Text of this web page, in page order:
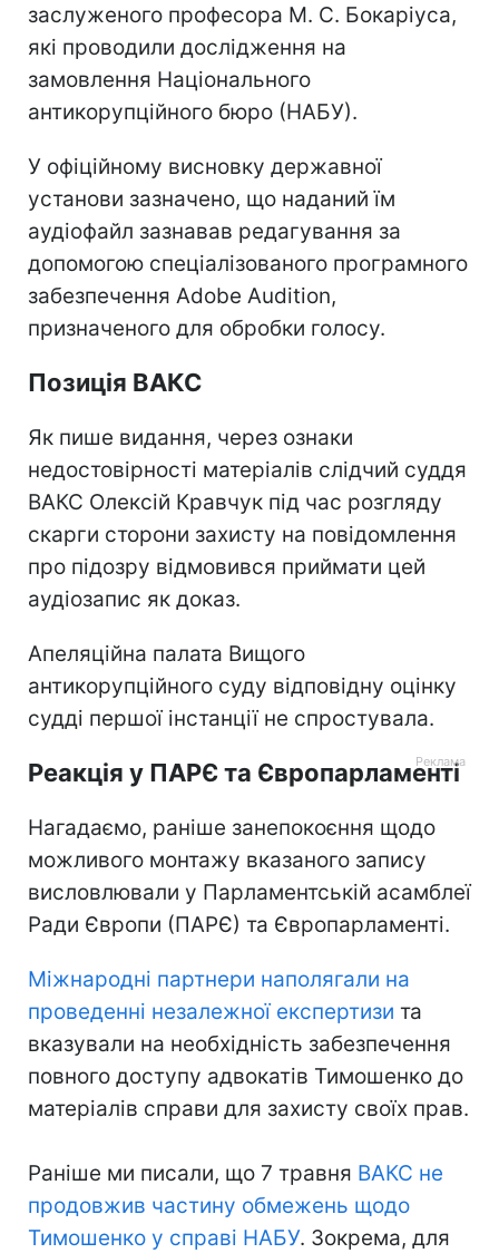
заслуженого професора М. С. Бокаріуса,
які проводили дослідження на
замовлення Національного
антикорупційного бюро (НАБУ).
У офіційному висновку державної
установи зазначено, що наданий їм
аудіофайл зазнавав редагування за
допомогою спеціалізованого програмного
забезпечення Adobe Audition,
призначеного для обробки голосу.
Позиція ВАКС
Як пише видання, через ознаки
недостовірності матеріалів слідчий суддя
ВАКС Олексій Кравчук під час розгляду
скарги сторони захисту на повідомлення
про підозру відмовився приймати цей
аудіозапис як доказ.
Апеляційна палата Вищого
антикорупційного суду відповідну оцінку
судді першої інстанції не спростувала.
Реакція у ПАРЄ та Європарламенті
Нагадаємо, раніше занепокоєння щодо
можливого монтажу вказаного запису
висловлювали у Парламентській асамблеї
Ради Європи (ПАРЄ) та Європарламенті.
Міжнародні партнери наполягали на
проведенні незалежної експертизи та
вказували на необхідність забезпечення
повного доступу адвокатів Тимошенко до
матеріалів справи для захисту своїх прав.
Раніше ми писали, що 7 травня ВАКС не
продовжив частину обмежень щодо
Тимошенко у справі НАБУ. Зокрема, для